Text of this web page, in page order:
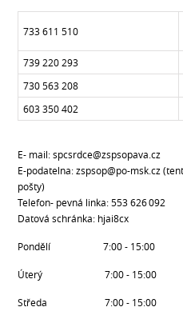
733 611 510
739 220 293
730 563 208
603 350 402
E- mail: spcsrdce@zspsopava.cz
E-podatelna: zspsop@po-msk.cz
pošty)
Telefon- pevná linka: 553 626 092
Datová schránka: hjai8cx
Pondělí 7:00 - 15:00
Úterý 7:00 - 15:00
Středa 7:00 - 15:00